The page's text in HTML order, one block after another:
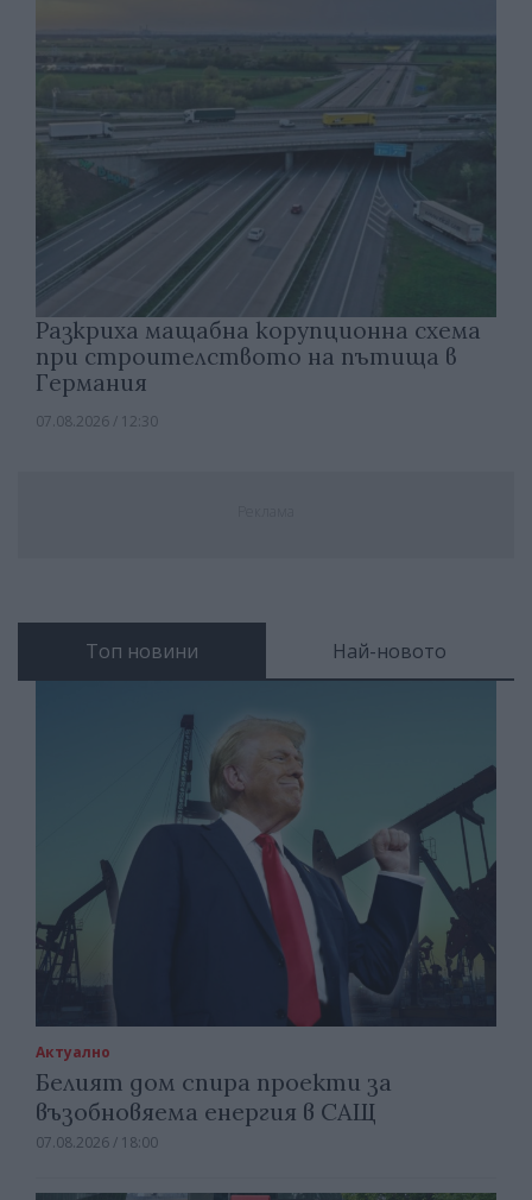
Разкриха мащабна корупционна схема
при строителството на пътища в
Германия
07.08.2026 / 12:30
Топ новини Най-новото
Актуално
Белият дом спира проекти за
възобновяема енергия в САЩ
07.08.2026 / 18:00